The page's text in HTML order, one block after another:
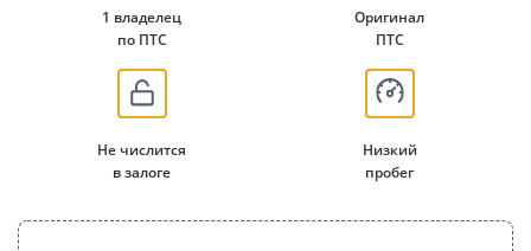
1 владелец
по ПТС
Оригинал
ПТС
Не числится
в залоге
Низкий
пробег